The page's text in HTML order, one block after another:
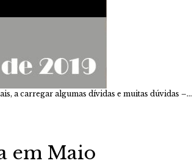
a carregar algumas dívidas e muitas dúvidas –…
em Maio